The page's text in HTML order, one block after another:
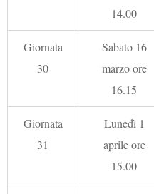
14.00
Giornata
30
Sabato 16
marzo ore
16.15
Giornata
31
Lunedì 1
aprile ore
15.00